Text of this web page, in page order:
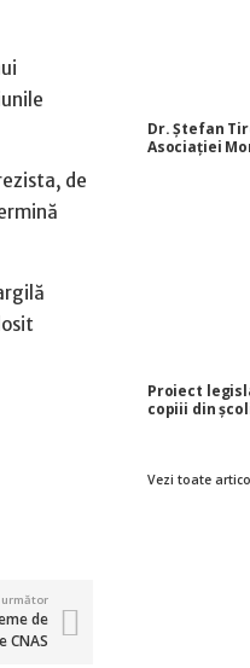
de
de
CNAS
Dr. Ștefan
Asociației
Proiect
copiii din
Vezi toate